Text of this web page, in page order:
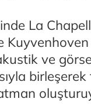
La
ve